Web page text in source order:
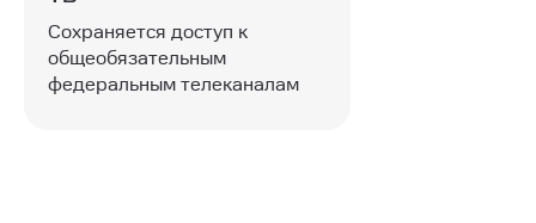
Сохраняется доступ к
общеобязательным
федеральным телеканалам